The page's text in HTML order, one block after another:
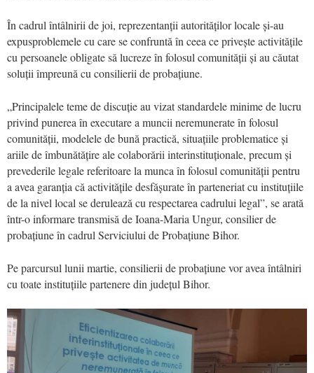
În cadrul întâlnirii de joi, reprezentanții autorităților locale și-au
expusproblemele cu care se confruntă în ceea ce privește activitățile
cu persoanele obligate să lucreze în folosul comunității și au căutat
soluții împreună cu consilierii de probațiune.
„Principalele teme de discuție au vizat standardele minime de lucru
privind punerea în executare a muncii neremunerate în folosul
comunității, modelele de bună practică, situațiile problematice și
ariile de îmbunătățire ale colaborării interinstituționale, precum și
prevederile legale referitoare la munca în folosul comunității pentru
a avea garanția că activitățile desfășurate în parteneriat cu instituțiile
de la nivel local se derulează cu respectarea cadrului legal”, se arată
într-o informare transmisă de Ioana-Maria Ungur, consilier de
probațiune în cadrul Serviciului de Probațiune Bihor.
Pe parcursul lunii martie, consilierii de probațiune vor avea întâlniri
cu toate instituțiile partenere din județul Bihor.